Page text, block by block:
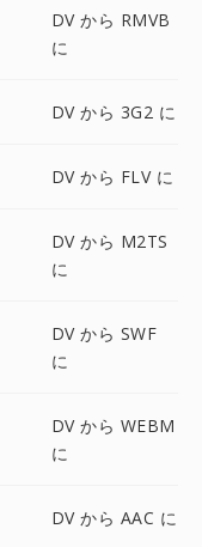
DV から RMVB
に
DV から 3G2 に
DV から FLV に
DV から M2TS
に
DV から SWF
に
DV から WEBM
に
DV から AAC に